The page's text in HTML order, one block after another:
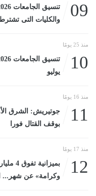
09
والكليات التى تشترط
منذ 25 يومًا
10
يوليو
منذ 16 يومًا
11
جوتيريش: الشرق
بوقف القتال فورا
منذ 17 يومًا
12
وكرامة» عن شهر... الثلاثاء، 14 يوليو